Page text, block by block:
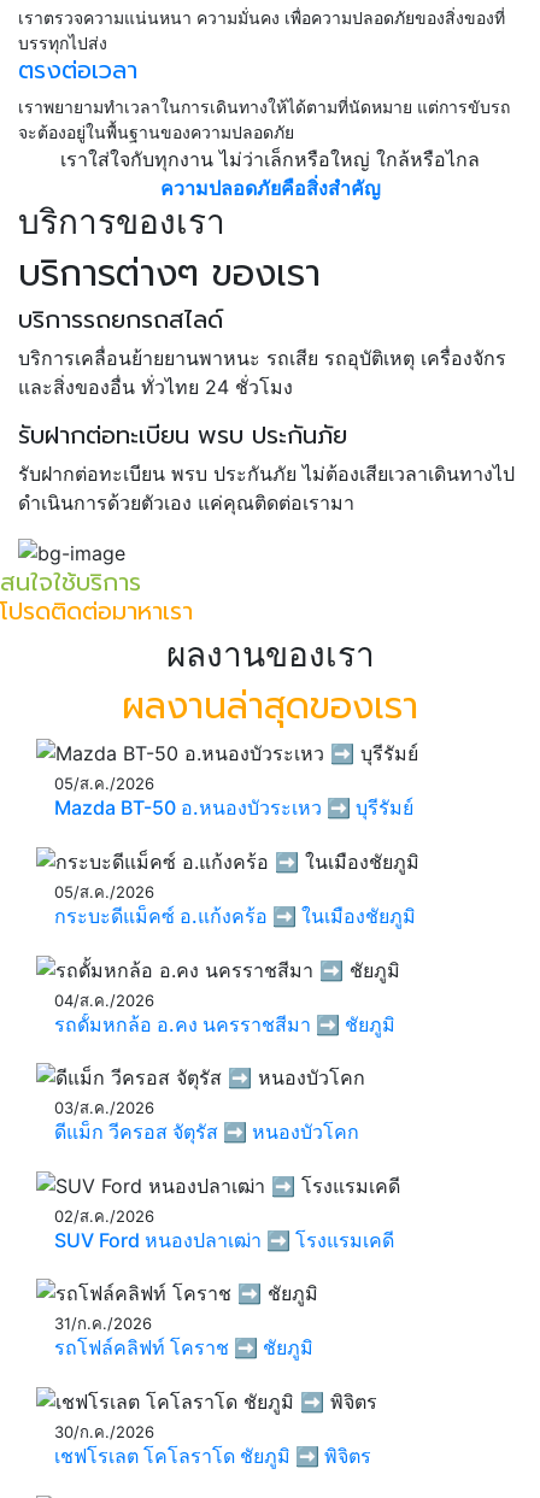
เราตรวจความแน่นหนา ความมั่นคง เพื่อความปลอดภัยของสิ่งของที่
บรรทุกไปส่ง
ตรงต่อเวลา
เราพยายามทำเวลาในการเดินทางให้ได้ตามที่นัดหมาย แต่การขับรถ
จะต้องอยู่ในพื้นฐานของความปลอดภัย
เราใส่ใจกับทุกงาน ไม่ว่าเล็กหรือใหญ่ ใกล้หรือไกล
ความปลอดภัยคือสิ่งสำคัญ
บริการของเรา
บริการต่างๆ ของเรา
บริการรถยกรถสไลด์
บริการเคลื่อนย้ายยานพาหนะ รถเสีย รถอุบัติเหตุ เครื่องจักร
และสิ่งของอื่น ทั่วไทย 24 ชั่วโมง
รับฝากต่อทะเบียน พรบ ประกันภัย
รับฝากต่อทะเบียน พรบ ประกันภัย ไม่ต้องเสียเวลาเดินทางไป
ดำเนินการด้วยตัวเอง แค่คุณติดต่อเรามา
สนใจใช้บริการ
โปรดติดต่อมาหาเรา
ผลงานของเรา
ผลงานล่าสุดของเรา
05/ส.ค./2026
Mazda BT-50 อ.หนองบัวระเหว ➡️ บุรีรัมย์
05/ส.ค./2026
กระบะดีแม็คซ์ อ.แก้งคร้อ ➡️ ในเมืองชัยภูมิ
04/ส.ค./2026
รถดั้มหกล้อ อ.คง นครราชสีมา ➡️ ชัยภูมิ
03/ส.ค./2026
ดีแม็ก วีครอส จัตุรัส ➡️ หนองบัวโคก
02/ส.ค./2026
SUV Ford หนองปลาเฒ่า ➡️ โรงแรมเคดี
31/ก.ค./2026
รถโฟล์คลิฟท์ โคราช ➡️ ชัยภูมิ
30/ก.ค./2026
เชฟโรเลต โคโลราโด ชัยภูมิ ➡️ พิจิตร